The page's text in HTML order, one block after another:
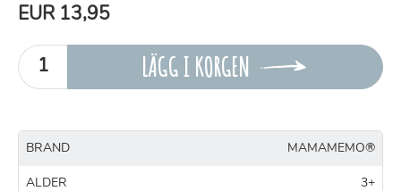
EUR 13,95
LÄGG I KORGEN
BRAND MAMAMEMO®
ALDER 3+